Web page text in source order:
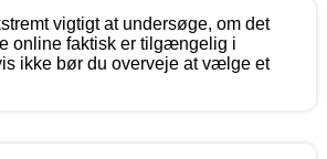
vigtigt at undersøge, om det
online faktisk er tilgængelig i
ikke bør du overveje at vælge et